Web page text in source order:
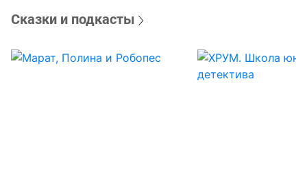
Сказки и подкасты